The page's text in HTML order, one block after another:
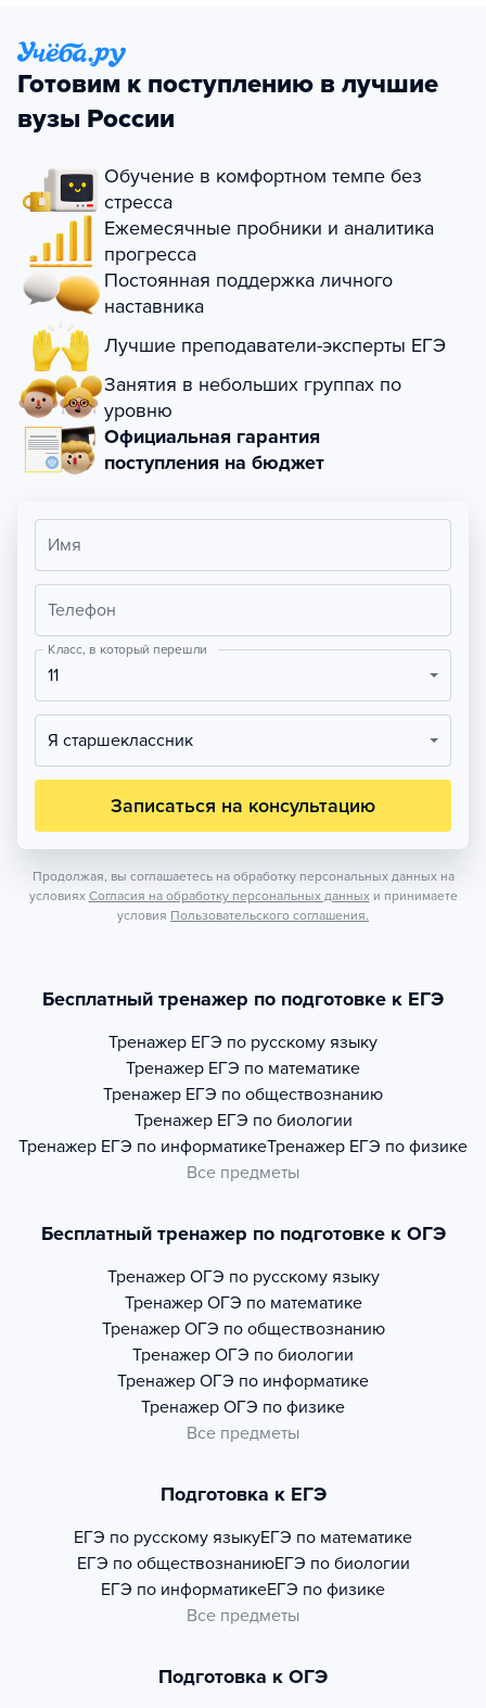
Готовим к поступлению в лучшие
вузы России
Обучение в комфортном темпе без
стресса
Ежемесячные пробники и аналитика
прогресса
Постоянная поддержка личного
наставника
Лучшие преподаватели-эксперты ЕГЭ
Занятия в небольших группах по
уровню
Официальная гарантия
поступления на бюджет
Имя
Телефон
Класс, в который перешли
11
Я старшеклассник
Записаться на консультацию
Продолжая, вы соглашаетесь на обработку персональных данных на
условиях Согласия на обработку персональных данных и принимаете
условия Пользовательского соглашения.
Бесплатный тренажер по подготовке к ЕГЭ
Тренажер ЕГЭ по русскому языку
Тренажер ЕГЭ по математике
Тренажер ЕГЭ по обществознанию
Тренажер ЕГЭ по биологии
Тренажер ЕГЭ по информатикеТренажер ЕГЭ по физике
Все предметы
Бесплатный тренажер по подготовке к ОГЭ
Тренажер ОГЭ по русскому языку
Тренажер ОГЭ по математике
Тренажер ОГЭ по обществознанию
Тренажер ОГЭ по биологии
Тренажер ОГЭ по информатике
Тренажер ОГЭ по физике
Все предметы
Подготовка к ЕГЭ
ЕГЭ по русскому языкуЕГЭ по математике
ЕГЭ по обществознаниюЕГЭ по биологии
ЕГЭ по информатикеЕГЭ по физике
Все предметы
Подготовка к ОГЭ